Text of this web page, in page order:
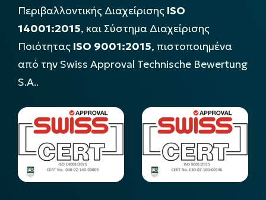
Περιβαλλοντικής Διαχείρισης ISO
14001:2015, και Σύστημα Διαχείρισης
Ποιότητας ISO 9001:2015, πιστοποιημένα
από την Swiss Approval Technische Bewertung
S.A..